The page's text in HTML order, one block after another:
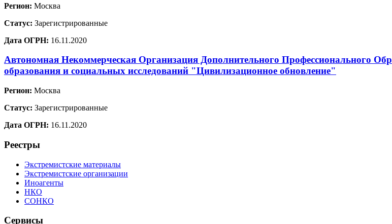
Регион: Москва
Статус: Зарегистрированные
Дата ОГРН: 16.11.2020
Автономная Некоммерческая Организация Дополнительного Профессионального
образования и социальных исследований "Цивилизационное обновление"
Регион: Москва
Статус: Зарегистрированные
Дата ОГРН: 16.11.2020
Реестры
Экстремистские материалы
Экстремистские организации
Иноагенты
НКО
СОНКО
Сервисы